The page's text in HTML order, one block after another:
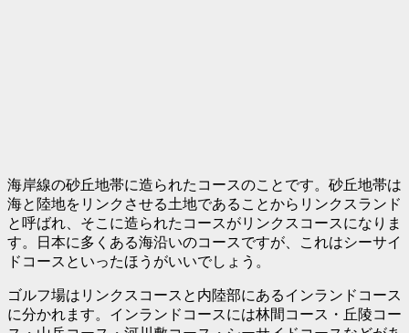
海岸線の砂丘地帯に造られたコースのことです。砂丘地帯は
海と陸地をリンクさせる土地であることからリンクスランド
と呼ばれ、そこに造られたコースがリンクスコースになりま
す。日本に多くある海沿いのコースですが、これはシーサイ
ドコースといったほうがいいでしょう。
ゴルフ場はリンクスコースと内陸部にあるインランドコース
に分かれます。インランドコースには林間コース・丘陵コー